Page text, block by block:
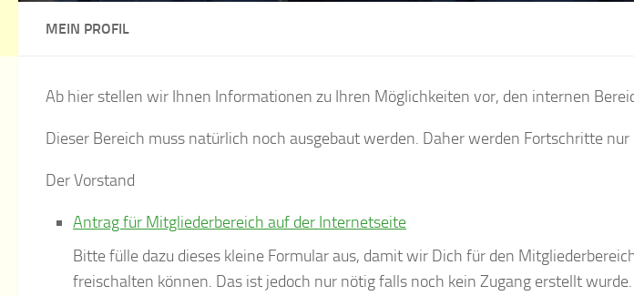
MEIN PROFIL
Ab hier stellen wir Ihnen Informationen zu Ihren Möglichkeiten vor, den internen
Dieser Bereich muss natürlich noch ausgebaut werden. Daher werden Fortschritte nur
Der Vorstand
Antrag für Mitgliederbereich auf der Internetseite
Bitte fülle dazu dieses kleine Formular aus, damit wir Dich für den
freischalten können. Das ist jedoch nur nötig falls noch kein Zugang erstellt